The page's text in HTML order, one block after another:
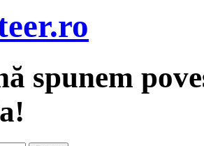
spunem